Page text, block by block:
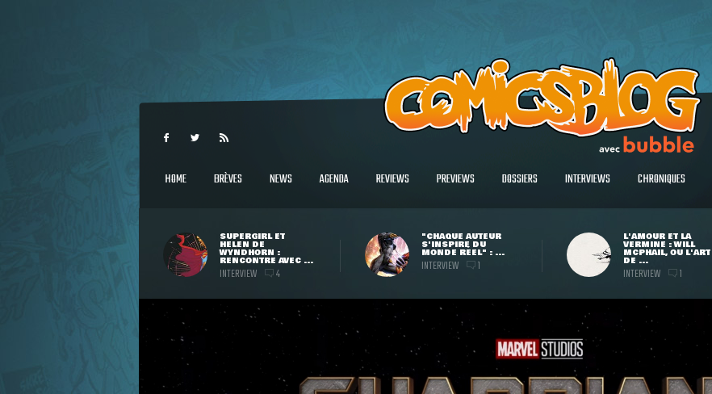
HOME BRÈVES NEWS AGENDA REVIEWS PREVIEWS DOSSIERS INTERVIEWS CHRONIQUES
SUPERGIRL ET
HELEN DE
WYNDHORN :
RENCONTRE AVEC ...
INTERVIEW 4
"CHAQUE AUTEUR
S'INSPIRE DU
MONDE RÉEL" : ...
INTERVIEW 1
L'AMOUR ET LA
VERMINE : WILL
MCPHAIL, OU L'ART
DE ...
INTERVIEW 1